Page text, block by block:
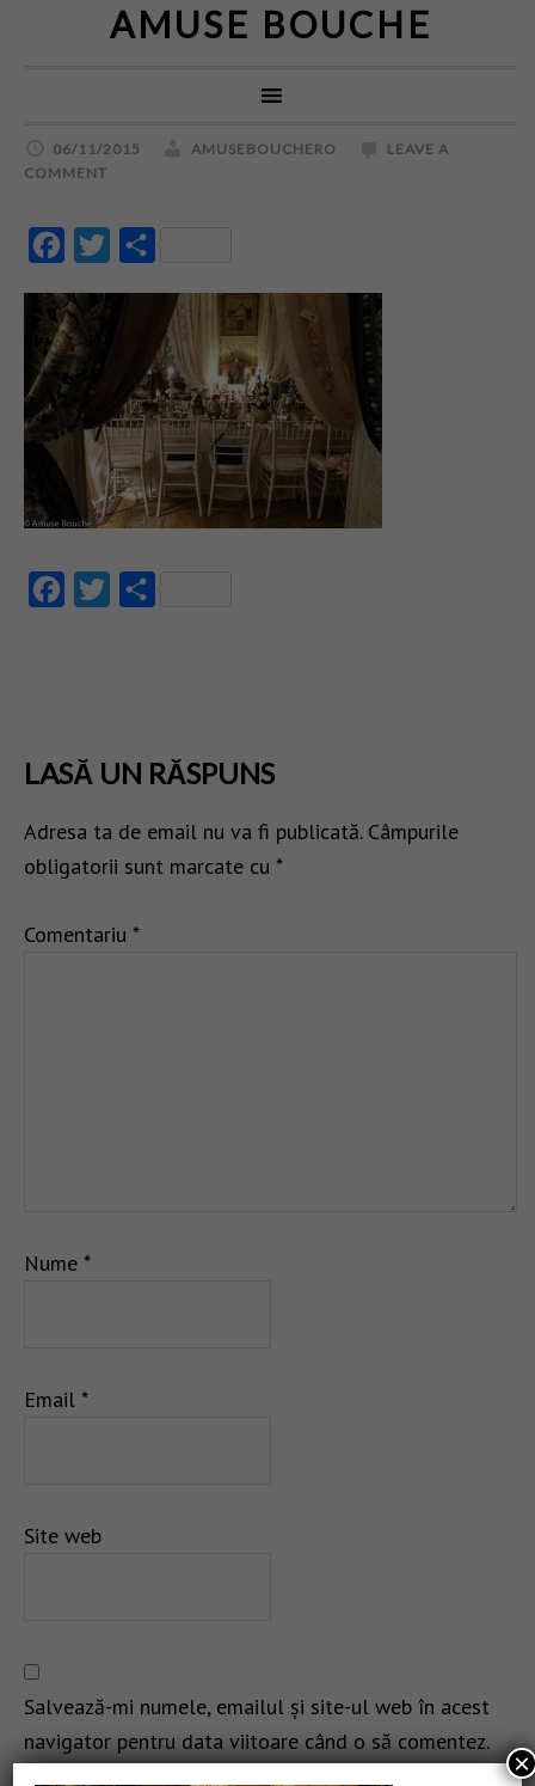
AMUSE BOUCHE
06/11/2015 AMUSEBOUCHERO
LEAVE A
COMMENT
FacebookTwitter
FacebookTwitter
LASĂ UN RĂSPUNS
Adresa ta de email nu va fi publicată. Câmpurile
obligatorii sunt marcate cu *
Comentariu *
Nume *
Email *
Site web
Salvează-mi numele, emailul și site-ul web în acest
navigator pentru data viitoare când o să comentez.
×